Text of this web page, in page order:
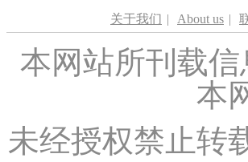
关于我们 | About us |
本网站所刊载
本
未经授权禁止转